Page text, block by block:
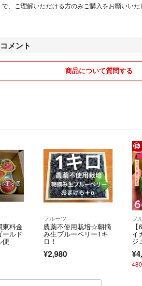
で、ご理解いただける方のみご購入をお願いいた
★ご登録住所への発送となります。別住所への発
対応致しません。
コメント
商品について質問する
東料金
ルド
便
フルーツ
農薬不使用栽培☆朝摘
み生ブルーベリー1キ
ロ！
¥2,980
フ
イ
ジ
ル